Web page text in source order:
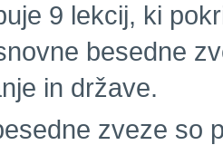
9 lekcij, ki
besedne
in države.
zveze so